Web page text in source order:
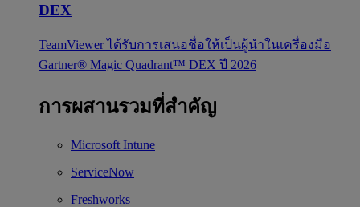
DEX
TeamViewer ได้รับการเสนอชื่อให้เป็นผู้นำในเครื่องมือ
Gartner® Magic Quadrant™ DEX ปี 2026
การผสานรวมที่สำคัญ
Microsoft Intune
ServiceNow
Freshworks